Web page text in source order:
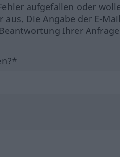
aufgefallen oder
aus. Die Angabe der E-
Ihrer Anfrage.